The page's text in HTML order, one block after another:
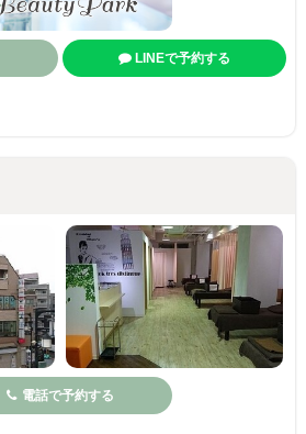
LINEで予約する
電話で予約する